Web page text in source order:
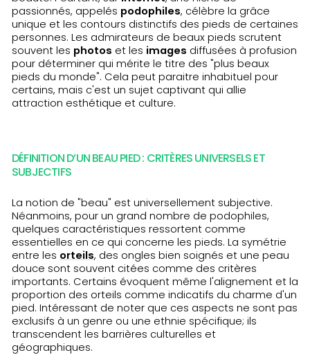
passionnés, appelés podophiles, célèbre la grâce
unique et les contours distinctifs des pieds de certaines
personnes. Les admirateurs de beaux pieds scrutent
souvent les photos et les images diffusées à profusion
pour déterminer qui mérite le titre des "plus beaux
pieds du monde". Cela peut paraitre inhabituel pour
certains, mais c'est un sujet captivant qui allie
attraction esthétique et culture.
DÉFINITION D’UN BEAU PIED : CRITÈRES UNIVERSELS ET
SUBJECTIFS
La notion de "beau" est universellement subjective.
Néanmoins, pour un grand nombre de podophiles,
quelques caractéristiques ressortent comme
essentielles en ce qui concerne les pieds. La symétrie
entre les orteils, des ongles bien soignés et une peau
douce sont souvent citées comme des critères
importants. Certains évoquent même l'alignement et la
proportion des orteils comme indicatifs du charme d'un
pied. Intéressant de noter que ces aspects ne sont pas
exclusifs à un genre ou une ethnie spécifique; ils
transcendent les barrières culturelles et
géographiques.